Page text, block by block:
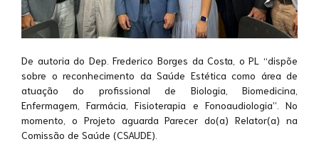
De autoria do Dep. Frederico Borges da Costa, o PL “dispõe
sobre o reconhecimento da Saúde Estética como área de
atuação do profissional de Biologia, Biomedicina,
Enfermagem, Farmácia, Fisioterapia e Fonoaudiologia”. No
momento, o Projeto aguarda Parecer do(a) Relator(a) na
Comissão de Saúde (CSAUDE).